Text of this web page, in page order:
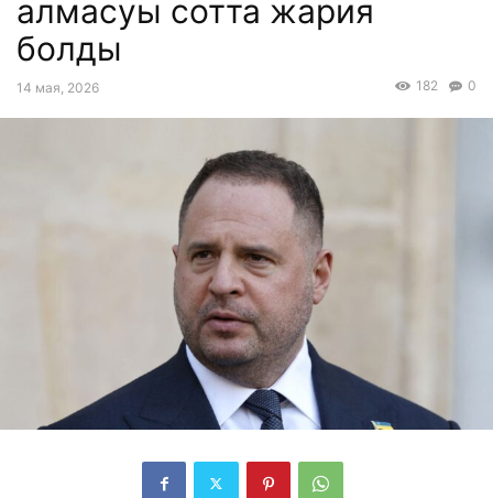
алмасуы сотта жария
болды
14 мая, 2026 0
182